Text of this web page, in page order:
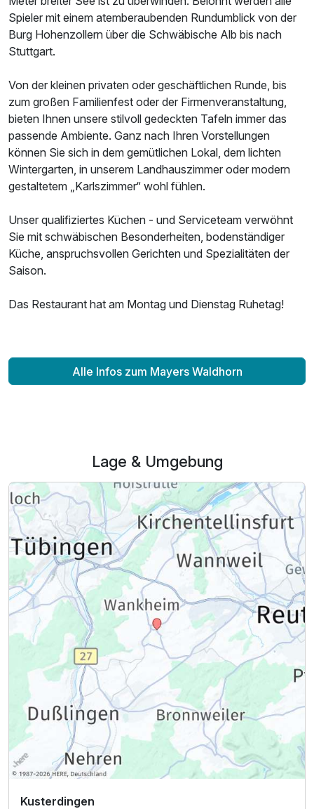
Zusatznächte
Spieler mit einem atemberaubenden Rundumblick von der
Burg Hohenzollern über die Schwäbische Alb bis nach
Stuttgart.
Von der kleinen privaten oder geschäftlichen Runde, bis
zum großen Familienfest oder der Firmenveranstaltung,
bieten Ihnen unsere stilvoll gedeckten Tafeln immer das
passende Ambiente. Ganz nach Ihren Vorstellungen
können Sie sich in dem gemütlichen Lokal, dem lichten
Wintergarten, in unserem Landhauszimmer oder modern
gestaltetem „Karlszimmer“ wohl fühlen.
Unser qualifiziertes Küchen - und Serviceteam verwöhnt
Sie mit schwäbischen Besonderheiten, bodenständiger
Küche, anspruchsvollen Gerichten und Spezialitäten der
Saison.
Das Restaurant hat am Montag und Dienstag Ruhetag!
Alle Infos zum Mayers Waldhorn
Lage & Umgebung
Kusterdingen